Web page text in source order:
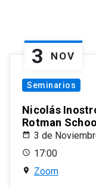
3 NOV
Seminarios
Nicolás
Rotman
3 de
17:00
Zoom